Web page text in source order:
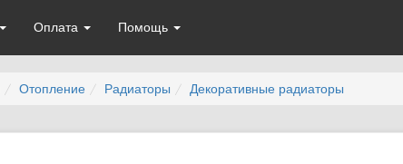
Оплата Помощь
Отопление Радиаторы Декоративные радиаторы